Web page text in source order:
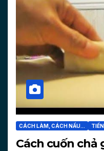
CÁCH LÀM, CÁCH NẤU...
Cách cuốn chả